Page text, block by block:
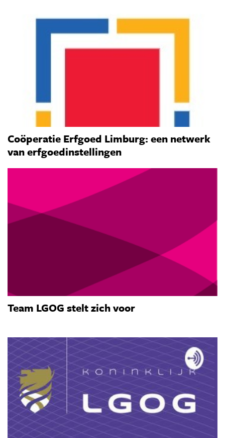
Coöperatie Erfgoed Limburg: een netwerk
van erfgoedinstellingen
Team LGOG stelt zich voor